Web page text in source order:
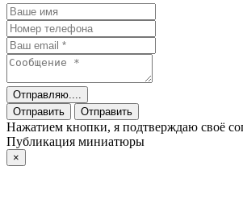
Отправляю....
Отправить
Отправить
Нажатием кнопки, я подтверждаю своё
Публикация миниатюры
×